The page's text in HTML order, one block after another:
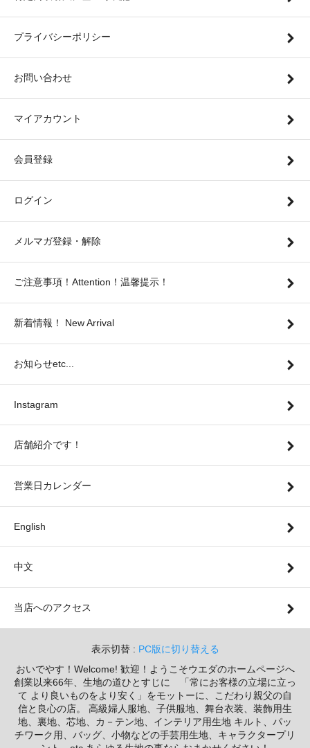
プライバシーポリシー
お問い合わせ
マイアカウント
会員登録
ログイン
メルマガ登録・解除
ご注意事項！Attention！温馨提示！
新着情報！ New Arrival
お知らせetc...
Instagram
店舗紹介です！
営業日カレンダー
English
中文
当店へのアクセス
表示切替 : PC版に切り替える
おいでやす！Welcome! 歓迎！ようこそウエダのホームページへ
創業以来66年、生地の道ひとすじに 「常にお客様の立場に立っ
て より良いものをより安く」をモットーに、こだわり親父の自
信と良心の店。 高級婦人服地、子供服地、舞台衣装、装飾用生
地、裏地、芯地、カ－テン地、インテリア用生地 キルト、パッ
チワーク用、バッグ、小物などの手芸用生地、キャラクタープリ